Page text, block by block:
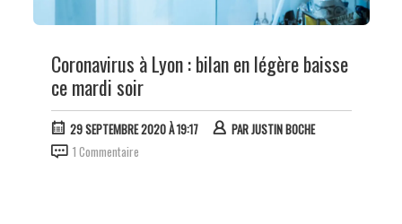
Coronavirus à Lyon : bilan en légère baisse
ce mardi soir
29 SEPTEMBRE 2020 À 19:17 PARJUSTIN BOCHE
1 Commentaire